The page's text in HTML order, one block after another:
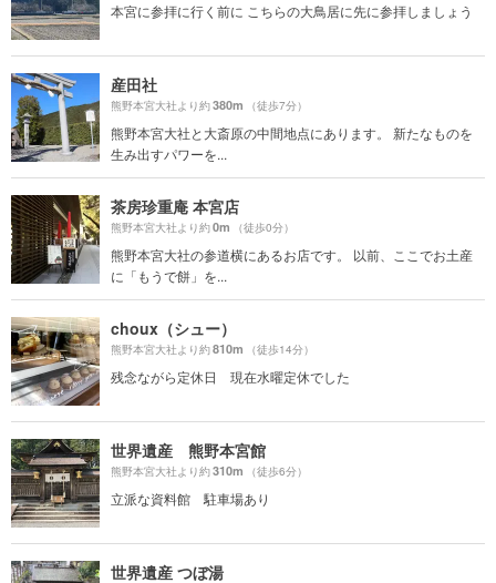
本宮に参拝に行く前に こちらの大鳥居に先に参拝しましょう
産田社
熊野本宮大社より約380m （徒歩7分）
熊野本宮大社と大斎原の中間地点にあります。 新たなものを
生み出すパワーを...
茶房珍重庵 本宮店
熊野本宮大社より約0m （徒歩0分）
熊野本宮大社の参道横にあるお店です。 以前、ここでお土産
に「もうで餅」を...
choux（シュー）
熊野本宮大社より約810m （徒歩14分）
残念ながら定休日 現在水曜定休でした
世界遺産 熊野本宮館
熊野本宮大社より約310m （徒歩6分）
立派な資料館 駐車場あり
世界遺産 つぼ湯